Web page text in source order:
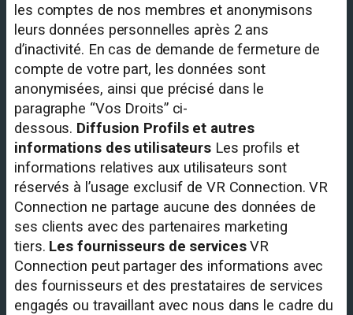
les comptes de nos membres et anonymisons
leurs données personnelles après 2 ans
d’inactivité. En cas de demande de fermeture de
compte de votre part, les données sont
anonymisées, ainsi que précisé dans le
paragraphe “Vos Droits” ci-
dessous. Diffusion Profils et autres
informations des utilisateurs Les profils et
informations relatives aux utilisateurs sont
réservés à l’usage exclusif de VR Connection. VR
Connection ne partage aucune des données de
ses clients avec des partenaires marketing
tiers. Les fournisseurs de servicesVR
Connection peut partager des informations avec
des fournisseurs et des prestataires de services
engagés ou travaillant avec nous dans le cadre du